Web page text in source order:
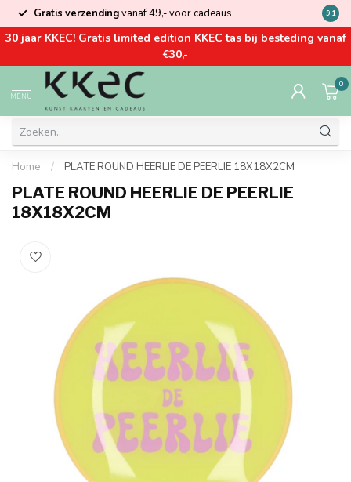
Gratis verzendingvanaf 49,- voor cadeaus Kom
9.1
30 jaar KKEC! Gratis limited edition KKEC tas bij besteding vanaf
€30,-
MENU
0
Home / PLATE ROUND HEERLIE DE PEERLIE 18X18X2CM
PLATE ROUND HEERLIE DE PEERLIE
18X18X2CM